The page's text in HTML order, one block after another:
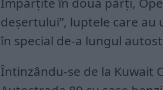
deșertului”, luptele care
în special de-a lungul
Întinzându-se de la Kuwait